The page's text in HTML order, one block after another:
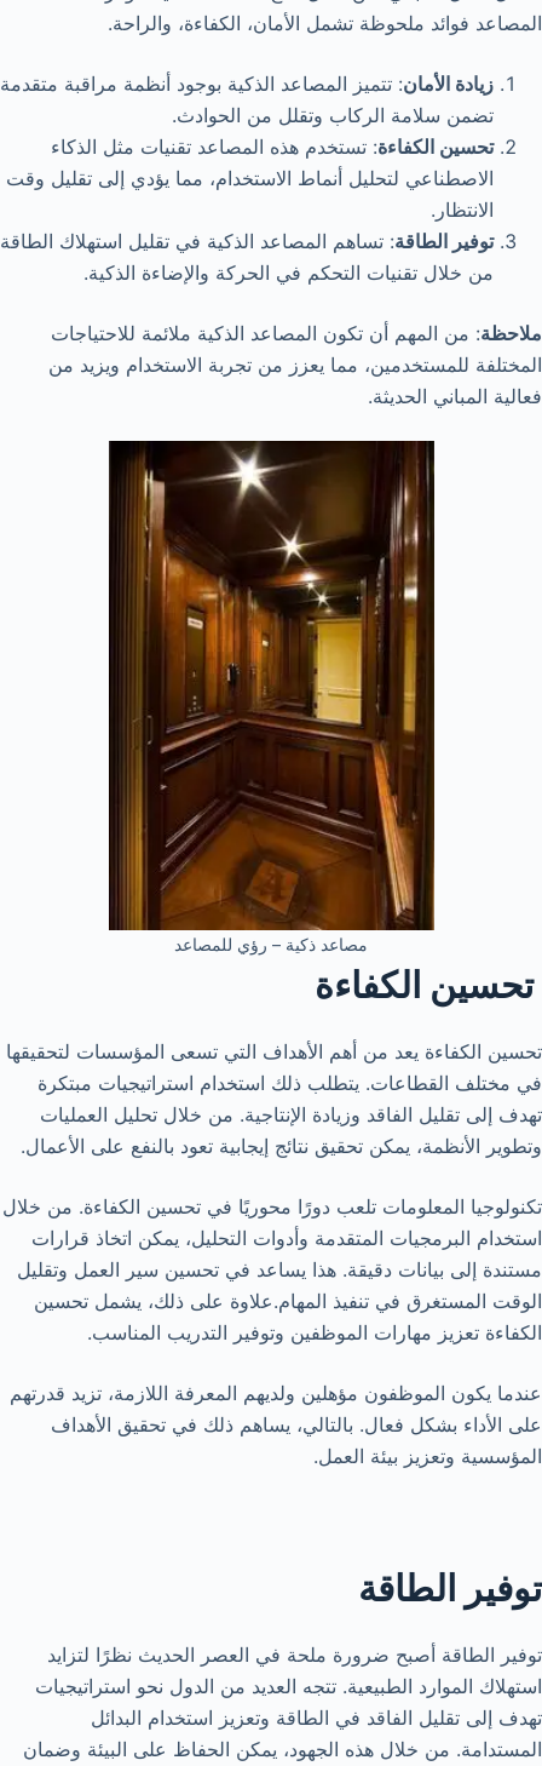
المصاعد فوائد ملحوظة تشمل الأمان، الكفاءة، والراحة.
زيادة الأمان: تتميز المصاعد الذكية بوجود أنظمة مراقبة متقدمة
تضمن سلامة الركاب وتقلل من الحوادث.
تحسين الكفاءة: تستخدم هذه المصاعد تقنيات مثل الذكاء
الاصطناعي لتحليل أنماط الاستخدام، مما يؤدي إلى تقليل وقت
الانتظار.
توفير الطاقة: تساهم المصاعد الذكية في تقليل استهلاك الطاقة
من خلال تقنيات التحكم في الحركة والإضاءة الذكية.
ملاحظة: من المهم أن تكون المصاعد الذكية ملائمة للاحتياجات
المختلفة للمستخدمين، مما يعزز من تجربة الاستخدام ويزيد من
فعالية المباني الحديثة.
مصاعد ذكية – رؤي للمصاعد
تحسين الكفاءة
تحسين الكفاءة يعد من أهم الأهداف التي تسعى المؤسسات لتحقيقها
في مختلف القطاعات. يتطلب ذلك استخدام استراتيجيات مبتكرة
تهدف إلى تقليل الفاقد وزيادة الإنتاجية. من خلال تحليل العمليات
وتطوير الأنظمة، يمكن تحقيق نتائج إيجابية تعود بالنفع على الأعمال.
تكنولوجيا المعلومات تلعب دورًا محوريًا في تحسين الكفاءة. من خلال
استخدام البرمجيات المتقدمة وأدوات التحليل، يمكن اتخاذ قرارات
مستندة إلى بيانات دقيقة. هذا يساعد في تحسين سير العمل وتقليل
الوقت المستغرق في تنفيذ المهام.علاوة على ذلك، يشمل تحسين
الكفاءة تعزيز مهارات الموظفين وتوفير التدريب المناسب.
عندما يكون الموظفون مؤهلين ولديهم المعرفة اللازمة، تزيد قدرتهم
على الأداء بشكل فعال. بالتالي، يساهم ذلك في تحقيق الأهداف
المؤسسية وتعزيز بيئة العمل.
توفير الطاقة
توفير الطاقة أصبح ضرورة ملحة في العصر الحديث نظرًا لتزايد
استهلاك الموارد الطبيعية. تتجه العديد من الدول نحو استراتيجيات
تهدف إلى تقليل الفاقد في الطاقة وتعزيز استخدام البدائل
المستدامة. من خلال هذه الجهود، يمكن الحفاظ على البيئة وضمان